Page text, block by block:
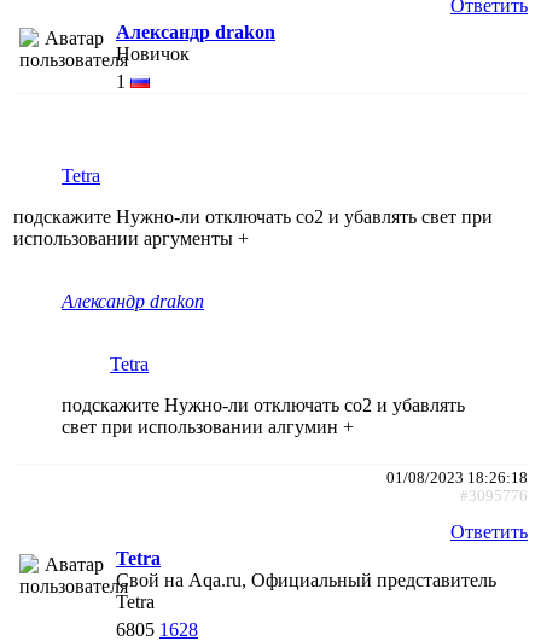
Ответить
Александр drakon
Новичок
1
Tetra
подскажите Нужно-ли отключать со2 и убавлять свет при
использовании аргументы +
Александр drakon
Tetra
подскажите Нужно-ли отключать со2 и убавлять
свет при использовании алгумин +
01/08/2023 18:26:18
#3095776
Ответить
Tetra
Свой на Aqa.ru, Официальный представитель
Tetra
6805 1628